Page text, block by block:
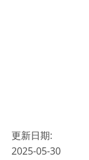
更新日期:
2025-05-30